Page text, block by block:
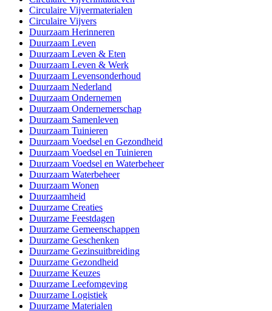
Circulaire Vijvermaterialen
Circulaire Vijvers
Duurzaam Herinneren
Duurzaam Leven
Duurzaam Leven & Eten
Duurzaam Leven & Werk
Duurzaam Levensonderhoud
Duurzaam Nederland
Duurzaam Ondernemen
Duurzaam Ondernemerschap
Duurzaam Samenleven
Duurzaam Tuinieren
Duurzaam Voedsel en Gezondheid
Duurzaam Voedsel en Tuinieren
Duurzaam Voedsel en Waterbeheer
Duurzaam Waterbeheer
Duurzaam Wonen
Duurzaamheid
Duurzame Creaties
Duurzame Feestdagen
Duurzame Gemeenschappen
Duurzame Geschenken
Duurzame Gezinsuitbreiding
Duurzame Gezondheid
Duurzame Keuzes
Duurzame Leefomgeving
Duurzame Logistiek
Duurzame Materialen